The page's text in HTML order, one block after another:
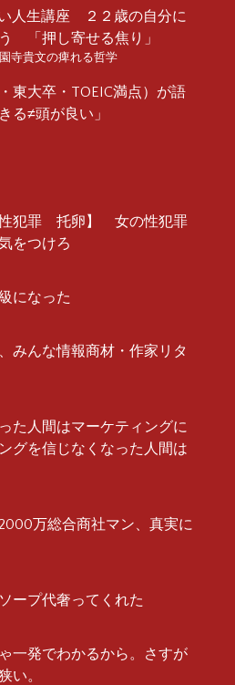
人生講座 ２２歳の自分に
「押し寄せる焦り」
寺貴文の痺れる哲学
東大卒・TOEIC満点）が語
≠頭が良い」
性犯罪 托卵】 女の性犯罪
をつけろ
になった
みんな情報商材・作家リタ
た人間はマーケティングに
グを信じなくなった人間は
万総合商社マン、真実に
ープ代奢ってくれた
一発でわかるから。さすが
い。